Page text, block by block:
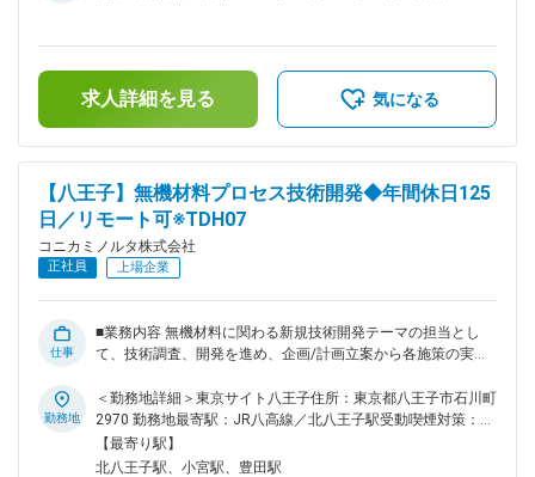
戦略立案力の強化 ・知財収益化モデルの実行体制の構築 ■仕
事内容： ・自社保有特許のライセンスアウト戦略の立案と実
行 ・他社特許のライセンスイン戦略の立案と実行 ・クロスラ
イセンス交渉、係争対応 ・社内関係部門（開発・法務・事業
知財戦略の実行を中核となって担うポジションです。 経営層
や開発部門と密接に連携し、事業成長に直接貢献できる環境で
す。 特許・技術ライセンスに関する高度な専門性を活かし、
戦略立案から実行まで一貫して関与できます。 海外企業との
交渉や係争対応など、国際的な実務経験を積む機会が豊富にあ
ります。 知財部門内でのキャリアパスはもちろんのこと、マ
フレックスを活用しながら、ワークライフバランスを取れるよ
う、柔軟な勤務スタイルで働いています。 尚、コニカミノル
範囲：会社の定める業務
安の金額であり、選考を通じて上下する可能性があります。月
給(月額)は固定手当を含めた表記です。
求人詳細を見る 気になる
【八王子】無機材料プロセス技術開発◆年間休日125
日／リモート可※TDH07
コニカミノルタ株式会社
正社員 上場企業
仕事
■業務内容 無機材料に関わる新規技術開発テーマの担当とし
て、技術調査、開発を進め、企画/計画立案から各施策の実
ます。その中で実験結果や事実を正確に把握して課題を抽出
し、その課題に対する解決策を考察して実行に移して頂きま
す。 社内の関連部門や社外企業とも接しながら、特許や論文
の調査も入れ、必要に応じて展示会や研修/学会等からも情報
勤務地
＜勤務地詳細＞東京サイト八王子住所：東京都八王子市石川町
2970 勤務地最寄駅：JR八高線／北八王子駅受動喫煙対策：屋
内全面禁煙変更の範囲：会社の定める事業所（リモートワーク
含む）
【最寄り駅】
北八王子駅、小宮駅、豊田駅